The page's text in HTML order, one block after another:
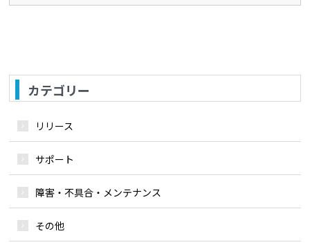
カテゴリー
リリース
サポート
障害・不具合・メンテナンス
その他